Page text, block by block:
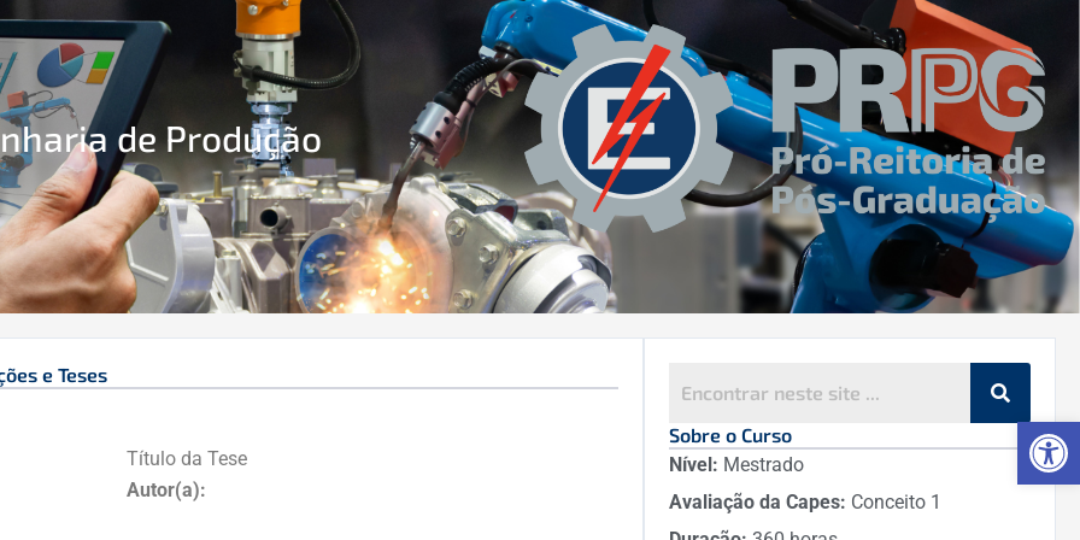
de Produção
e Teses
Título da Tese
Autor(a):
Sobre o Curso
Nível: Mestrado
Avaliação da Capes: Conceito 1